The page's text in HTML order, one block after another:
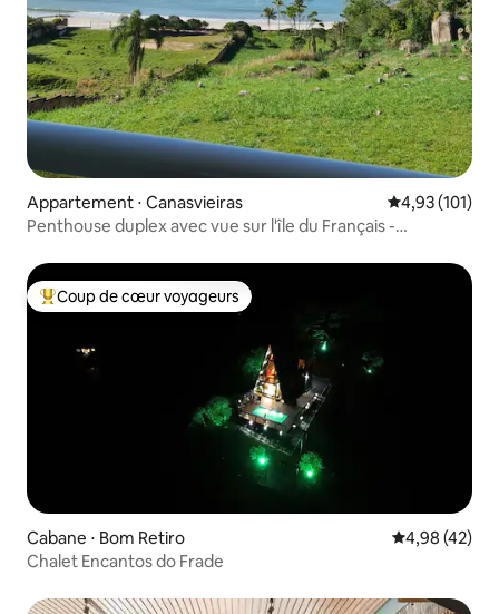
Appartement ⋅ Canasvieiras Évaluation
4,93 (101)
Penthouse duplex avec vue sur l'île du Français -
Coups de cœur voyageurs les plus appréciés
Coup de cœur voyageurs
Cabane ⋅ Bom Retiro Évaluation
4,98 (42)
Chalet Encantos do Frade